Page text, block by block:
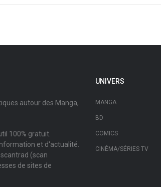
autour des Manga,
100% gratuit.
et d'actualité.
(scan
de sites de
UNIVERS
MANGA
BD
COMICS
CINÉMA/SÉRIES TV